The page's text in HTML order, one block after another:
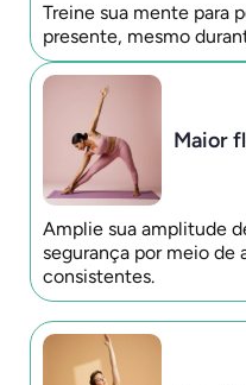
Treine sua mente para
presente, mesmo
Maior
Amplie sua amplitude
segurança por meio de
consistentes.